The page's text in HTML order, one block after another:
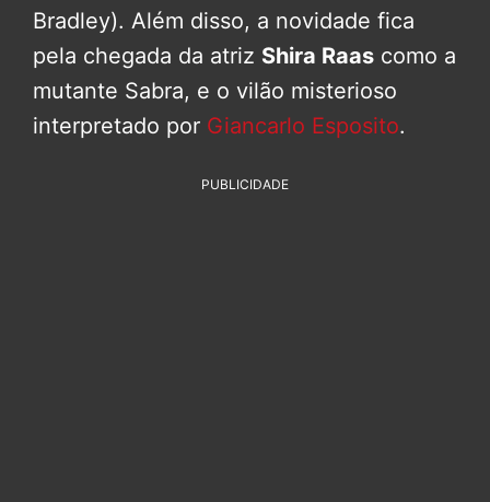
Bradley). Além disso, a novidade fica
pela chegada da atriz Shira Raas como a
mutante Sabra, e o vilão misterioso
interpretado por Giancarlo Esposito.
PUBLICIDADE